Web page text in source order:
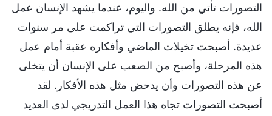
التصورات تأتي من الله. واليوم، عندما يشهد الإنسان عمل
الله، فإنه يطلق التصورات التي تراكمت على مر سنوات
عديدة. أصبحت تخيلات الماضي وأفكاره عقبة أمام عمل
هذه المرحلة، وأصبح من الصعب على الإنسان أن يتخلى
عن هذه التصورات وأن يدحض مثل هذه الأفكار. لقد
أصبحت التصورات تجاه هذا العمل التدريجي لدى العديد